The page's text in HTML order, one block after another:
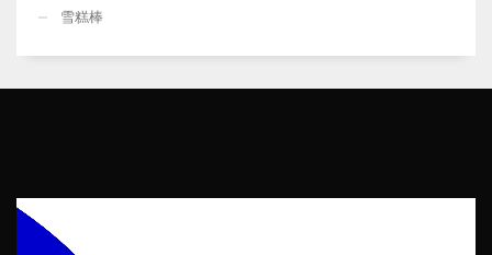
雪糕棒